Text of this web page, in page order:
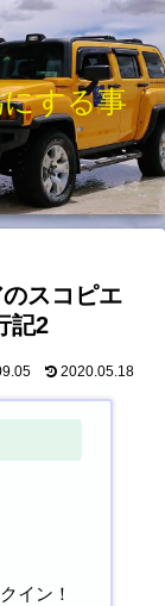
する事
スコピエ
記2
2020.05.18
イン！